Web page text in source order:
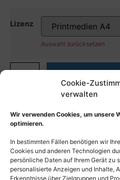
Cookie-
verwalten
Wir verwenden Cookies, um unsere
optimieren.
In bestimmten Fällen benötigen wir
Cookies und anderen Technologien
persönliche Daten auf Ihrem Gerät zu
personalisierte Anzeigen und Inhalte,
Erkenntnisse über Zielgruppen und
Lizenz
Auswahl zurücksetzen